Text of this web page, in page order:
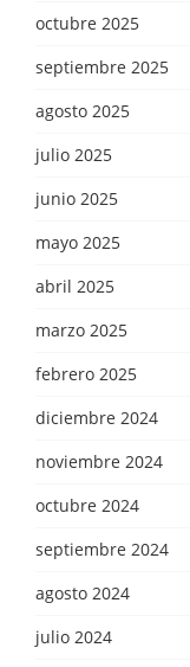
octubre 2025
septiembre 2025
agosto 2025
julio 2025
junio 2025
mayo 2025
abril 2025
marzo 2025
febrero 2025
diciembre 2024
noviembre 2024
octubre 2024
septiembre 2024
agosto 2024
julio 2024